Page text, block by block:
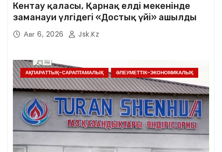
Кентау қаласы, Қарнақ елді мекенінде
заманауи үлгідегі «Достық үйі» ашылды
Авг 6, 2026 Jsk.kz
АҚПАРАТТЫҚ-САРАПТАМАЛЫҚ ӘЛЕУМЕТТІК-ЭКОНОМИКАЛЫҚ